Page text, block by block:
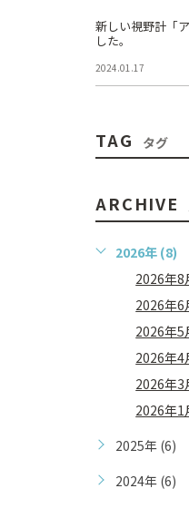
新しい視野計「
した。
2024.01.17
TAG タグ
ARCHIVE
2026年 (8)
2026年8
2026年6
2026年5
2026年4
2026年3
2026年1
2025年 (6)
2024年 (6)